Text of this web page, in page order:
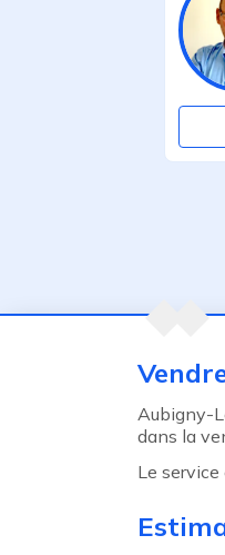
Agent précédentAubigny-
dans la
Le